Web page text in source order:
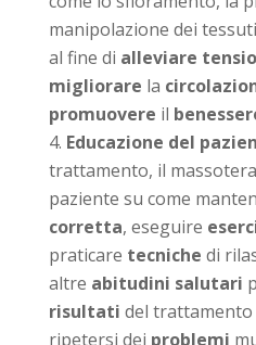
manipolazione dei
al fine di alleviare
migliorare la
promuovere il
Educazione del
trattamento, il
paziente su come
corretta, eseguire
praticare tecniche di
altre abitudini salutari
risultati del trattamento
ripetersi dei problemi